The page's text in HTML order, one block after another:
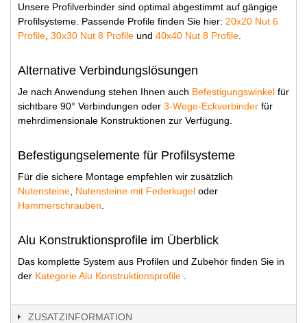
Unsere Profilverbinder sind optimal abgestimmt auf gängige
Profilsysteme. Passende Profile finden Sie hier: 20x20 Nut 6
Profile 30x30 Nut 8 Profile und 40x40 Nut 8 Profile
Alternative Verbindungslösungen
Je nach Anwendung stehen Ihnen auch Befestigungswinkel für
sichtbare 90° Verbindungen oder 3-Wege-Eckverbinder für
mehrdimensionale Konstruktionen zur Verfügung.
Befestigungselemente für Profilsysteme
Für die sichere Montage empfehlen wir zusätzlich
Nutensteine Nutensteine mit Federkugel oder
Hammerschrauben
Alu Konstruktionsprofile im Überblick
Das komplette System aus Profilen und Zubehör finden Sie in
der Kategorie Alu Konstruktionsprofile
ZUSATZINFORMATION